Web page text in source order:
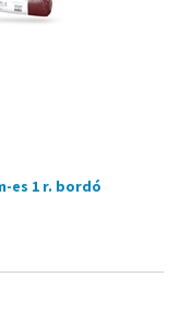
es 1 r. bordó